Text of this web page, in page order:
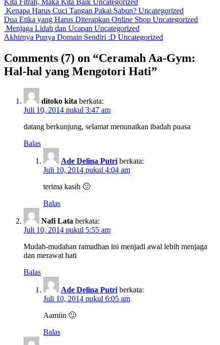
Kita Fitrah, Maka Kita Baik Uncategorized
Kenapa Harus Cuci Tangan Pakai Sabun? Uncategorized
Dua Etika yang Harus Diterapkan Online Shop Uncategorized
Menjaga Lidah dan Ucapan Uncategorized
Akhirnya Punya Domain Sendiri :D Uncategorized
Comments (7) on “Ceramah Aa-Gym:
Hal-hal yang Mengotori Hati”
ditoko kita berkata:
Juli 10, 2014 pukul 3:47 am
datang berkunjung, selamat menunaikan ibadah puasa
Balas
Ade Delina Putri berkata:
Juli 10, 2014 pukul 4:04 am
terima kasih 🙂
Balas
Nafi Lata berkata:
Juli 10, 2014 pukul 5:55 am
Mudah-mudahan ramadhan ini menjadi awal lebih menjaga
dan merawat hati
Balas
Ade Delina Putri berkata:
Juli 10, 2014 pukul 6:05 am
Aamiin 🙂
Balas